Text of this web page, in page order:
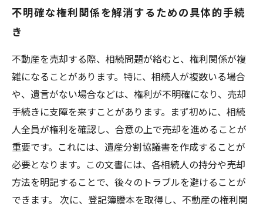
不明確な権利関係を解消するための具体的手続
き
不動産を売却する際、相続問題が絡むと、権利関係が複
雑になることがあります。特に、相続人が複数いる場合
や、遺言がない場合などは、権利が不明確になり、売却
手続きに支障を来すことがあります。まず初めに、相続
人全員が権利を確認し、合意の上で売却を進めることが
重要です。これには、遺産分割協議書を作成することが
必要となります。この文書には、各相続人の持分や売却
方法を明記することで、後々のトラブルを避けることが
できます。 次に、登記簿謄本を取得し、不動産の権利関